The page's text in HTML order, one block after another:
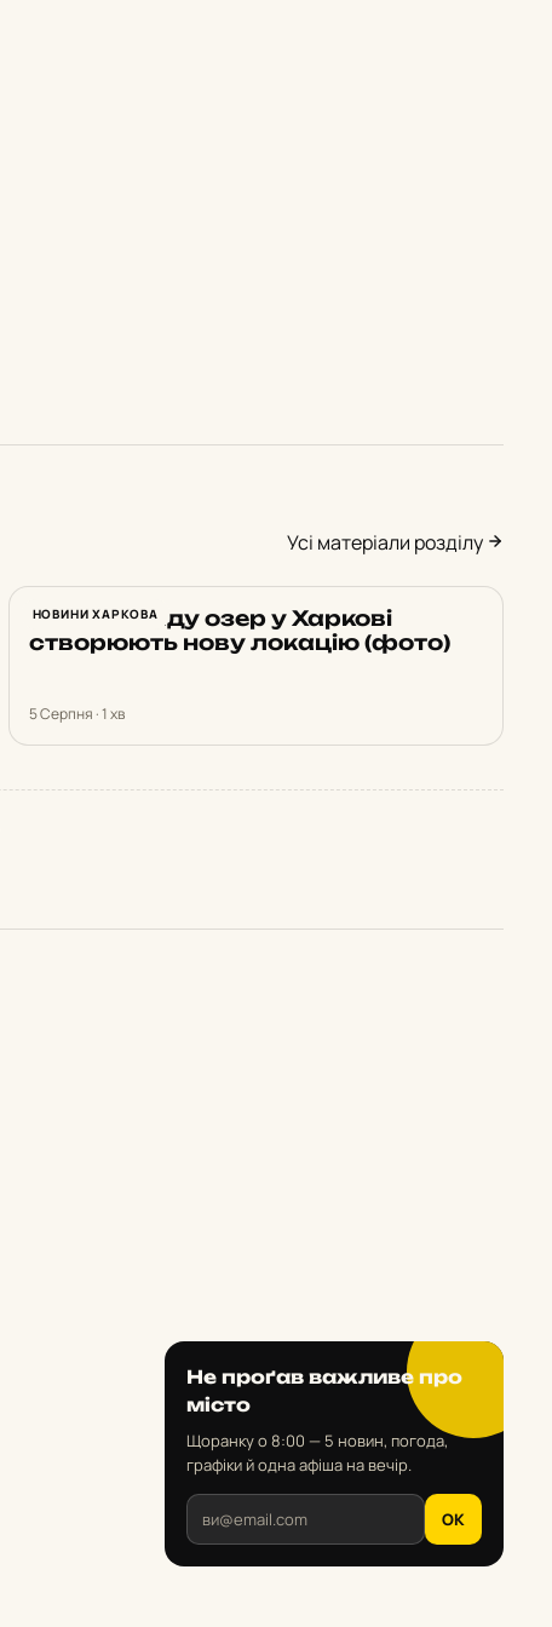
Усі матеріали розділу
НОВИНИ ХАРКОВА
Біля каскаду озер у Харкові
створюють нову локацію (фото)
5 Серпня · 1 хв
Не проґав важливе про
місто
Щоранку о 8:00 — 5 новин, погода,
графіки й одна афіша на вечір.
OK